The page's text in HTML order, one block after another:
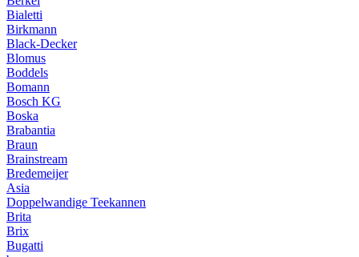
Bialetti
Birkmann
Black-Decker
Blomus
Boddels
Bomann
Bosch KG
Boska
Brabantia
Braun
Brainstream
Bredemeijer
Asia
Doppelwandige Teekannen
Brita
Brix
Bugatti